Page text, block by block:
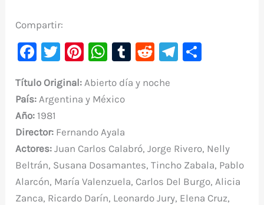
Compartir:
F
c
e
b
o
o
k
T
it
te
r
Pi
er
e
st
W
at
s
A
p
p
T
m
R
d
Te
ti
r
Título Original: Abierto día y noche
País: Argentina y México
Año: 1981
Director: Fernando Ayala
Actores: Juan Carlos Calabró, Jorge Rivero, Nelly
Beltrán, Susana Dosamantes, Tincho Zabala, Pablo
Alarcón, María Valenzuela, Carlos Del Burgo, Alicia
Zanca, Ricardo Darín, Leonardo Jury, Elena Cruz,